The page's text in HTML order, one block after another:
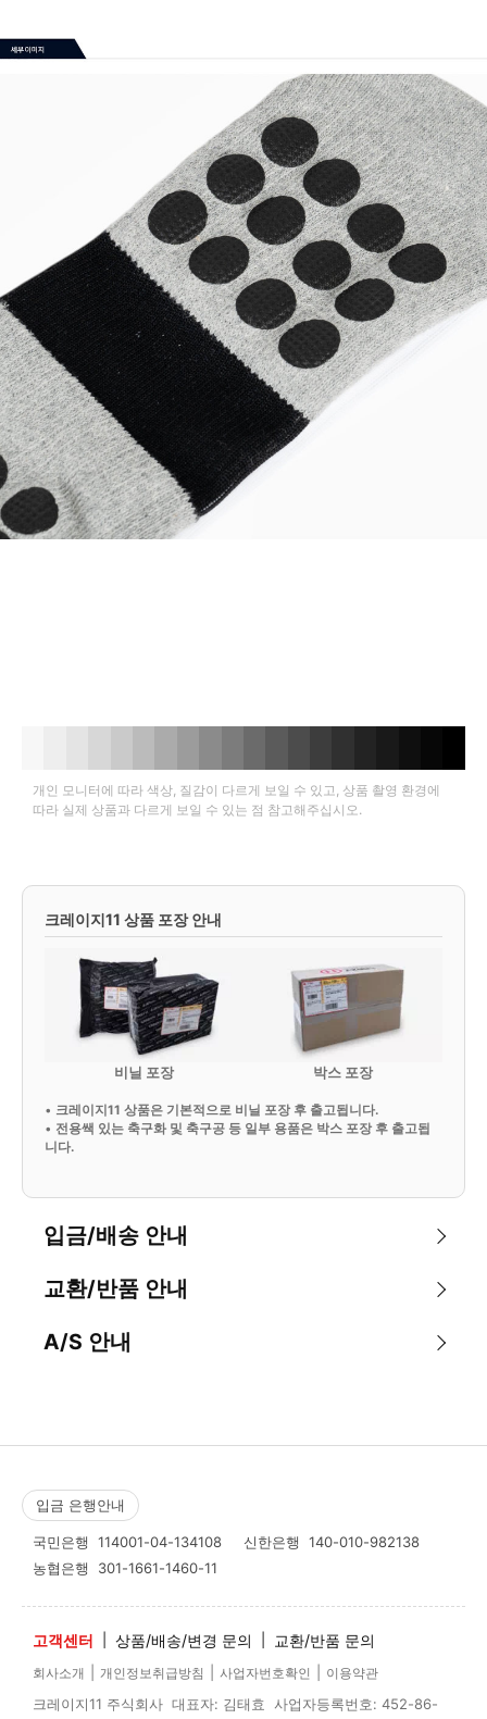
개인 모니터에 따라 색상, 질감이 다르게 보일 수 있고, 상품 촬영 환경에
따라 실제 상품과 다르게 보일 수 있는 점 참고해주십시오.
크레이지11 상품 포장 안내
비닐 포장 박스 포장
• 크레이지11 상품은 기본적으로 비닐 포장 후 출고됩니다.
• 전용쌕 있는 축구화 및 축구공 등 일부 용품은 박스 포장 후 출고됩
니다.
입금/배송 안내
교환/반품 안내
A/S 안내
입금 은행안내
국민은행 114001-04-134108 신한은행 140-010-982138
농협은행 301-1661-1460-11
고객센터 상품/배송/변경 문의 교환/반품 문의
회사소개 개인정보취급방침 사업자번호확인 이용약관
크레이지11 주식회사 대표자: 김태효 사업자등록번호: 452-86-